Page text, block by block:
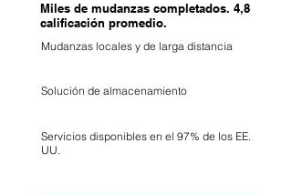
Miles de mudanzas completados. 4,8
calificación promedio.
Mudanzas locales y de larga distancia
Solución de almacenamiento
Servicios disponibles en el 97% de los EE.
UU.